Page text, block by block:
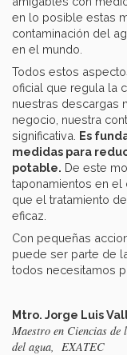
en lo posible estas
contaminación del
en el mundo.
Todos estos
oficial que regula la
nuestras descargas
negocio, nuestra
significativa. Es
medidas para
potable. De este
taponamientos en el
que el tratamiento
eficaz.
Con pequeñas
puede ser parte de
todos necesitamos
Mtro. Jorge Luis
Maestro en Ciencias de
del agua, EXATEC